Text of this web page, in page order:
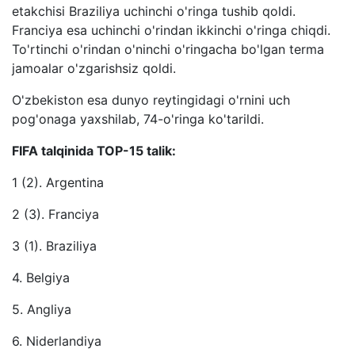
etakchisi Braziliya uchinchi o'ringa tushib qoldi.
Franciya esa uchinchi o'rindan ikkinchi o'ringa chiqdi.
To'rtinchi o'rindan o'ninchi o'ringacha bo'lgan terma
jamoalar o'zgarishsiz qoldi.
O'zbekiston esa dunyo reytingidagi o'rnini uch
pog'onaga yaxshilab, 74-o'ringa ko'tarildi.
FIFA talqinida TOP-15 talik:
1 (2). Argentina
2 (3). Franciya
3 (1). Braziliya
4. Belgiya
5. Angliya
6. Niderlandiya